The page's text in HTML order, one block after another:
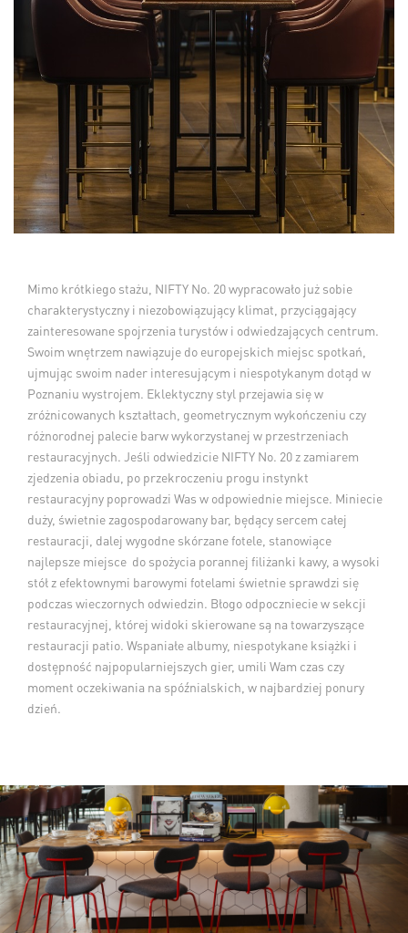
Mimo krótkiego stażu, NIFTY No. 20 wypracowało już sobie
charakterystyczny i niezobowiązujący klimat, przyciągający
zainteresowane spojrzenia turystów i odwiedzających centrum.
Swoim wnętrzem nawiązuje do europejskich miejsc spotkań,
ujmując swoim nader interesującym i niespotykanym dotąd w
Poznaniu wystrojem. Eklektyczny styl przejawia się w
zróżnicowanych kształtach, geometrycznym wykończeniu czy
różnorodnej palecie barw wykorzystanej w przestrzeniach
restauracyjnych. Jeśli odwiedzicie NIFTY No. 20 z zamiarem
zjedzenia obiadu, po przekroczeniu progu instynkt
restauracyjny poprowadzi Was w odpowiednie miejsce. Miniecie
duży, świetnie zagospodarowany bar, będący sercem całej
restauracji, dalej wygodne skórzane fotele, stanowiące
najlepsze miejsce do spożycia porannej filiżanki kawy, a wysoki
stół z efektownymi barowymi fotelami świetnie sprawdzi się
podczas wieczornych odwiedzin. Błogo odpoczniecie w sekcji
restauracyjnej, której widoki skierowane są na towarzyszące
restauracji patio. Wspaniałe albumy, niespotykane książki i
dostępność najpopularniejszych gier, umili Wam czas czy
moment oczekiwania na spóźnialskich, w najbardziej ponury
dzień.